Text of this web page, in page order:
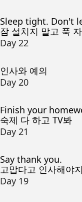
Sleep tight. Don't
잠 설치지 말고 푹 자
Day 22
인사와 예의
Day 20
Finish your
숙제 다 하고 TV봐
Day 21
Say thank you.
고맙다고 인사해야
Day 19